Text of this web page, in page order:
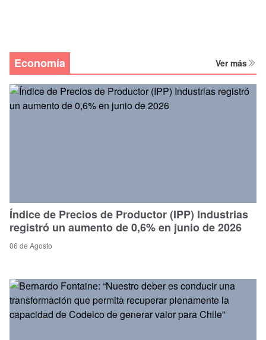
Economía Ver más
Índice de Precios de Productor (IPP) Industrias
registró un aumento de 0,6% en junio de 2026
06 de Agosto